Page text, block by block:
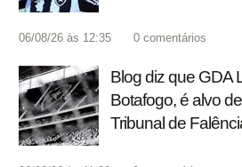
06/08/26 às 12:35 0 comentários
Blog diz que GDA
Botafogo, é alvo
Tribunal de